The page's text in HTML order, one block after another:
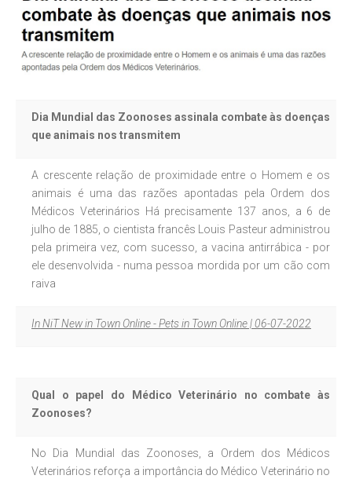
Dia Mundial das Zoonoses assinala combate às doenças
que animais nos transmitem
A crescente relação de proximidade entre o Homem e os
animais é uma das razões apontadas pela Ordem dos
Médicos Veterinários Há precisamente 137 anos, a 6 de
julho de 1885, o cientista francês Louis Pasteur administrou
pela primeira vez, com sucesso, a vacina antirrábica - por
ele desenvolvida - numa pessoa mordida por um cão com
raiva
In NiT New in Town Online - Pets in Town Online | 06-07-2022
Qual o papel do Médico Veterinário no combate às
Zoonoses?
No Dia Mundial das Zoonoses, a Ordem dos Médicos
Veterinários reforça a importância do Médico Veterinário no